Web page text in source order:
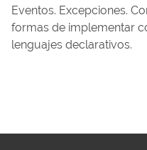
Eventos. Excepciones.
formas de implementar
lenguajes declarativos.